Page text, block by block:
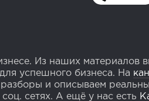
Из наших материалов
успешного бизнеса. На
и описываем
сетях. А ещё у нас есть